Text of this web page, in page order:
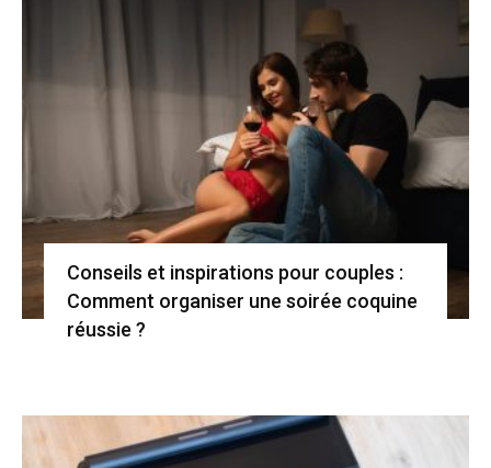
Conseils et inspirations pour couples :
Comment organiser une soirée coquine
réussie ?